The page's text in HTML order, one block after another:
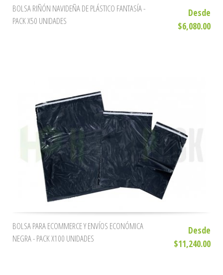
BOLSA RIÑÓN NAVIDEÑA DE PLÁSTICO FANTASÍA -
PACK X50 UNIDADES
Desde
$6,080.00
BOLSA PARA ECOMMERCE Y ENVÍOS ECONÓMICA
NEGRA - PACK X100 UNIDADES
Desde
$11,240.00